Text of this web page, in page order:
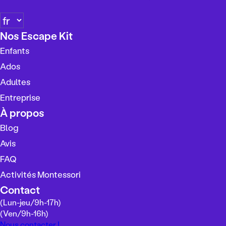
C
h
o
i
s
r
u
n
l
a
n
u
e
Nos Escape Kit
Enfants
Ados
Adultes
Entreprise
À propos
Blog
Avis
FAQ
Activités Montessori
Contact
(Lun-jeu/9h-17h)
(Ven/9h-16h)